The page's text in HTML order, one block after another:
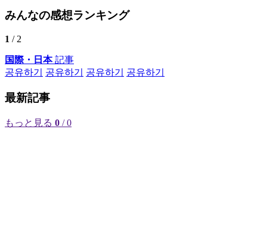
みんなの感想ランキング
1 / 2
国際・日本記事
공유하기
공유하기 공유하기 공유하기
最新記事
もっと見る 0 / 0